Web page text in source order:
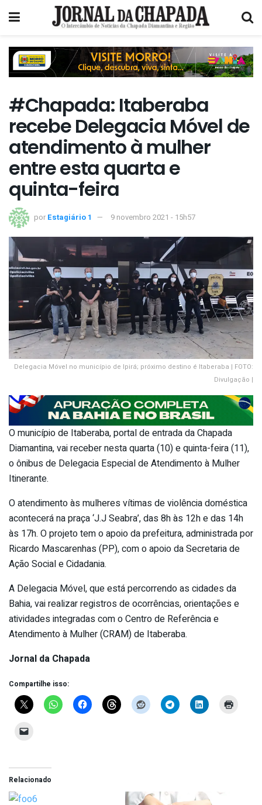
#Chapada: Itaberaba
recebe Delegacia Móvel de
atendimento à mulher
entre esta quarta e
quinta-feira
por Estagiário 1 9 novembro 2021 - 15h57
Delegacia Móvel no município de Ipirá; próximo destino é Itaberaba | FOTO:
Divulgação |
O município de Itaberaba, portal de entrada da Chapada
Diamantina, vai receber nesta quarta (10) e quinta-feira (11),
o ônibus de Delegacia Especial de Atendimento à Mulher
Itinerante.
O atendimento às mulheres vítimas de violência doméstica
acontecerá na praça ‘J.J Seabra’, das 8h às 12h e das 14h
às 17h. O projeto tem o apoio da prefeitura, administrada por
Ricardo Mascarenhas (PP), com o apoio da Secretaria de
Ação Social e Cidadania.
A Delegacia Móvel, que está percorrendo as cidades da
Bahia, vai realizar registros de ocorrências, orientações e
atividades integradas com o Centro de Referência e
Atendimento à Mulher (CRAM) de Itaberaba.
Jornal da Chapada
Compartilhe isso:
Relacionado